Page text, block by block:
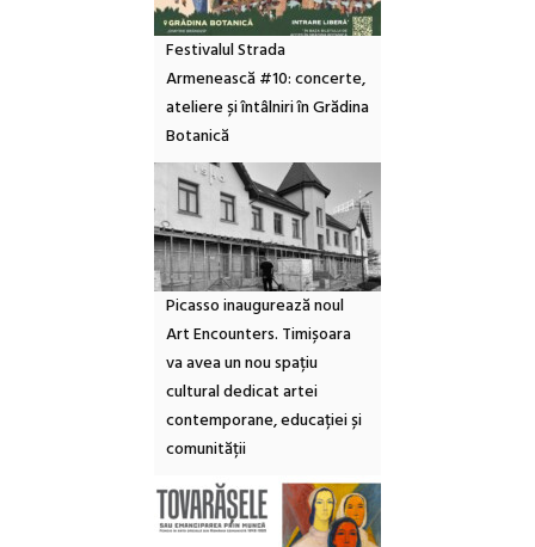
Festivalul Strada
Armenească #10: concerte,
ateliere și întâlniri în Grădina
Botanică
Picasso inaugurează noul
Art Encounters. Timișoara
va avea un nou spațiu
cultural dedicat artei
contemporane, educației și
comunității